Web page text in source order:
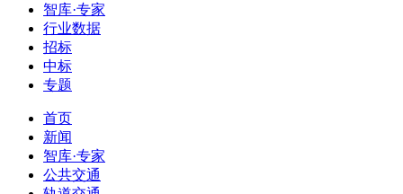
智库·专家
行业数据
招标
中标
专题
首页
新闻
智库·专家
公共交通